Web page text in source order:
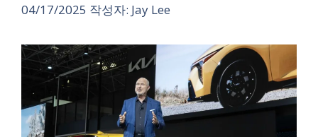
04/17/2025 작성자: Jay Lee